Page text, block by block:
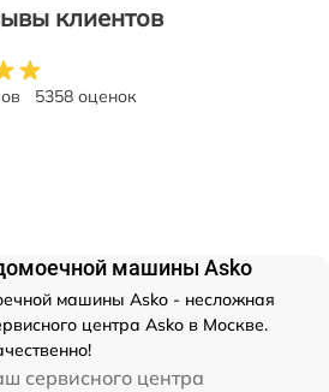
клиентов
5358 оценок
машины Asko
машины Asko - несложная
центра Asko в Москве.
сервисного центра